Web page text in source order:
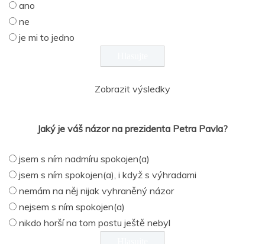
ano
ne
je mi to jedno
Zobrazit výsledky
Jaký je váš názor na prezidenta Petra Pavla?
jsem s ním nadmíru spokojen(a)
jsem s ním spokojen(a), i když s výhradami
nemám na něj nijak vyhraněný názor
nejsem s ním spokojen(a)
nikdo horší na tom postu ještě nebyl